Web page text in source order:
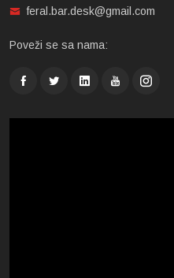
feral.bar.desk@gmail.com
Poveži se sa nama: